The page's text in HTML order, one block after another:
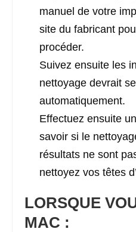
manuel de votre
site du fabricant
procéder.
Suivez ensuite les
nettoyage devrait
automatiquement.
Effectuez ensuite
savoir si le
résultats ne sont
nettoyez vos têtes
LORSQUE
MAC :